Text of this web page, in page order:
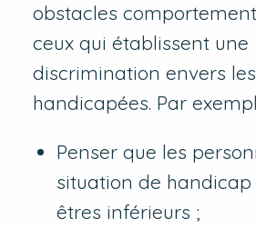
obstacles
ceux qui établissent une
discrimination envers
handicapées. Par
Penser que les
situation de handicap
êtres inférieurs ;